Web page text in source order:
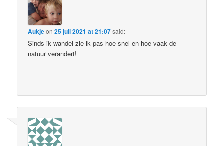
Aukjeon25 juli 2021 at 21:07said:
Sinds ik wandel zie ik pas hoe snel en hoe vaak de
natuur verandert!